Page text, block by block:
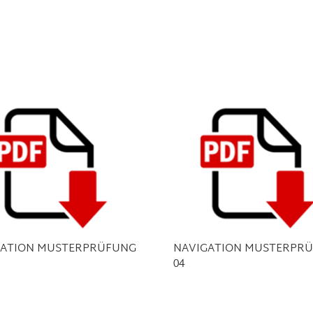
MUSTERPRÜFUNG NAVIGATION
04